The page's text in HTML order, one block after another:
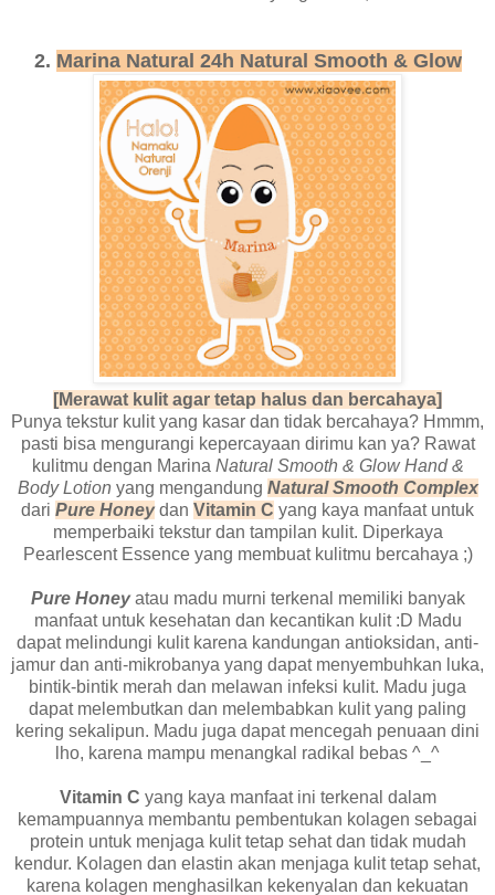
2. Marina Natural 24h Natural Smooth & Glow
[Merawat kulit agar tetap halus dan bercahaya]
Punya tekstur kulit yang kasar dan tidak bercahaya? Hmmm,
pasti bisa mengurangi kepercayaan dirimu kan ya? Rawat
kulitmu dengan Marina Natural Smooth & Glow Hand &
Body Lotion yang mengandung Natural Smooth Complex
dari Pure Honeydan Vitamin C yang kaya manfaat untuk
memperbaiki tekstur dan tampilan kulit. Diperkaya
Pearlescent Essence yang membuat kulitmu bercahaya ;)
Pure Honey atau madu murni terkenal memiliki banyak
manfaat untuk kesehatan dan kecantikan kulit :D Madu
dapat melindungi kulit karena kandungan antioksidan, anti-
jamur dan anti-mikrobanya yang dapat menyembuhkan luka,
bintik-bintik merah dan melawan infeksi kulit. Madu juga
dapat melembutkan dan melembabkan kulit yang paling
kering sekalipun. Madu juga dapat mencegah penuaan dini
lho, karena mampu menangkal radikal bebas ^_^
Vitamin C yang kaya manfaat ini terkenal dalam
kemampuannya membantu pembentukan kolagen sebagai
protein untuk menjaga kulit tetap sehat dan tidak mudah
kendur. Kolagen dan elastin akan menjaga kulit tetap sehat,
karena kolagen menghasilkan kekenyalan dan kekuatan